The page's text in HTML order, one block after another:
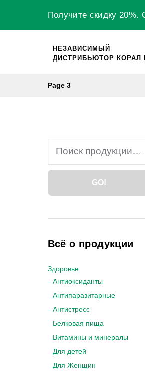
content
Получите скидку 20%.
НЕЗАВИСИМЫЙ
ДИСТРИБЬЮТОР КОРАЛ
Page 3
for:
GO!
Всё о продукции
Здоровье
Антиоксиданты
Антипаразитарные
Антистресс
Белковая пища
Витамины и минералы
Для детей
Для Женщин